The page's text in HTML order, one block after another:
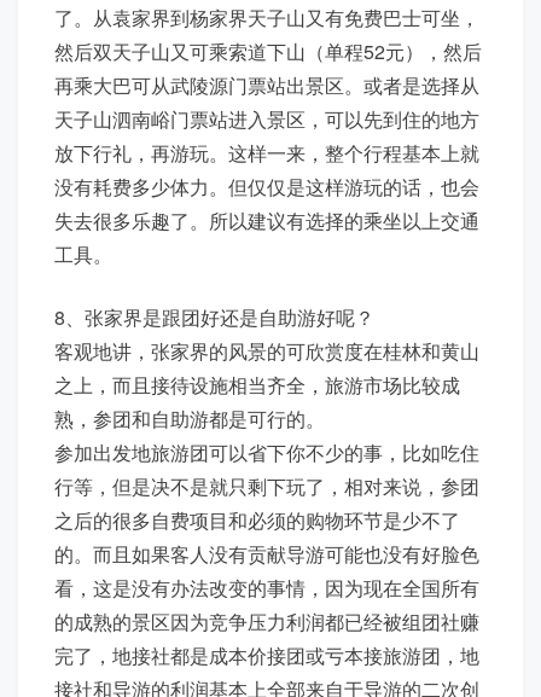
了。从袁家界到杨家界天子山又有免费巴士可坐，
然后双天子山又可乘索道下山（单程52元），然后
再乘大巴可从武陵源门票站出景区。或者是选择从
天子山泗南峪门票站进入景区，可以先到住的地方
放下行礼，再游玩。这样一来，整个行程基本上就
没有耗费多少体力。但仅仅是这样游玩的话，也会
失去很多乐趣了。所以建议有选择的乘坐以上交通
工具。
8、张家界是跟团好还是自助游好呢？
客观地讲，张家界的风景的可欣赏度在桂林和黄山
之上，而且接待设施相当齐全，旅游市场比较成
熟，参团和自助游都是可行的。
参加出发地旅游团可以省下你不少的事，比如吃住
行等，但是决不是就只剩下玩了，相对来说，参团
之后的很多自费项目和必须的购物环节是少不了
的。而且如果客人没有贡献导游可能也没有好脸色
看，这是没有办法改变的事情，因为现在全国所有
的成熟的景区因为竞争压力利润都已经被组团社赚
完了，地接社都是成本价接团或亏本接旅游团，地
接社和导游的利润基本上全部来自于导游的二次创